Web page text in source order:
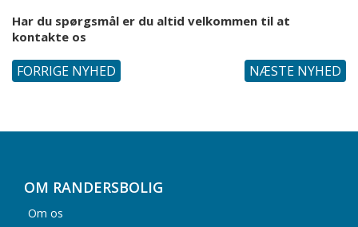
Har du spørgsmål er du altid velkommen til at
kontakte os
FORRIGE NYHED NÆSTE NYHED
OM RANDERSBOLIG
Om os